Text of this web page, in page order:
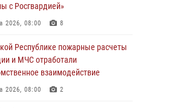
с Росгвардией»
2026, 08:00 8
Республике пожарные расчеты
и МЧС отработали
взаимодействие
2026, 08:00 2